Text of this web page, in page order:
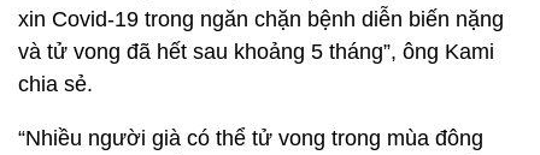
xin Covid-19 trong ngăn chặn bệnh diễn biến nặng
và tử vong đã hết sau khoảng 5 tháng”, ông Kami
chia sẻ.
“Nhiều người già có thể tử vong trong mùa đông